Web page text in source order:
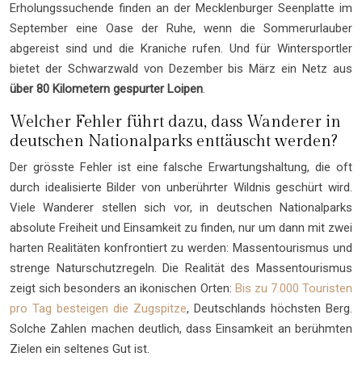
Erholungssuchende finden an der Mecklenburger Seenplatte im
September eine Oase der Ruhe, wenn die Sommerurlauber
abgereist sind und die Kraniche rufen. Und für Wintersportler
bietet der Schwarzwald von Dezember bis März ein Netz aus
über 80 Kilometern gespurter Loipen.
Welcher Fehler führt dazu, dass Wanderer in
deutschen Nationalparks enttäuscht werden?
Der grösste Fehler ist eine falsche Erwartungshaltung, die oft
durch idealisierte Bilder von unberührter Wildnis geschürt wird.
Viele Wanderer stellen sich vor, in deutschen Nationalparks
absolute Freiheit und Einsamkeit zu finden, nur um dann mit zwei
harten Realitäten konfrontiert zu werden: Massentourismus und
strenge Naturschutzregeln. Die Realität des Massentourismus
zeigt sich besonders an ikonischen Orten: Bis zu 7.000 Touristen
pro Tag besteigen die Zugspitze, Deutschlands höchsten Berg.
Solche Zahlen machen deutlich, dass Einsamkeit an berühmten
Zielen ein seltenes Gut ist.